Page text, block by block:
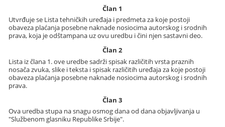
Član 1
Utvrđuje se Lista tehničkih uređaja i predmeta za koje postoji
obaveza plaćanja posebne naknade nosiocima autorskog i srodnih
prava, koja je odštampana uz ovu uredbu i čini njen sastavni deo.
Član 2
Lista iz člana 1. ove uredbe sadrži spisak različitih vrsta praznih
nosača zvuka, slike i teksta i spisak različitih uređaja za koje postoji
obaveza plaćanja posebne naknade nosiocima autorskog i srodnih
prava.
Član 3
Ova uredba stupa na snagu osmog dana od dana objavljivanja u
"Službenom glasniku Republike Srbije".